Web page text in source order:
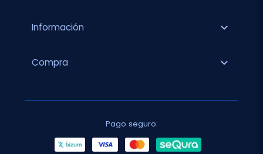
Información expand_more
Compra expand_more
Pago seguro: